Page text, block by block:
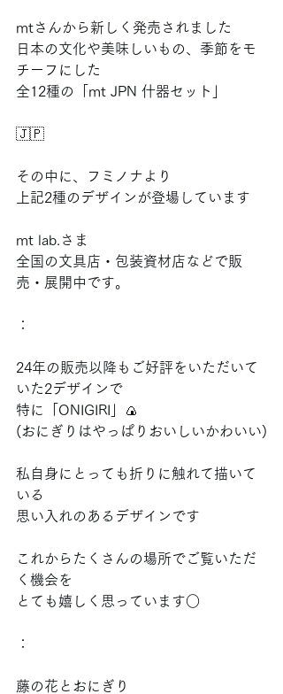
mtさんから新しく発売されました
日本の文化や美味しいもの、季節をモ
チーフにした
全12種の「mt JPN 什器セット」
🇯🇵
その中に、フミノナより
上記2種のデザインが登場しています
mt lab.さま
全国の文具店・包装資材店などで販
売・展開中です。
：
24年の販売以降もご好評をいただいて
いた2デザインで
特に「ONIGIRI」🍙
(おにぎりはやっぱりおいしいかわいい)
私自身にとっても折りに触れて描いて
いる
思い入れのあるデザインです
これからたくさんの場所でご覧いただ
く機会を
とても嬉しく思っています○
：
藤の花とおにぎり